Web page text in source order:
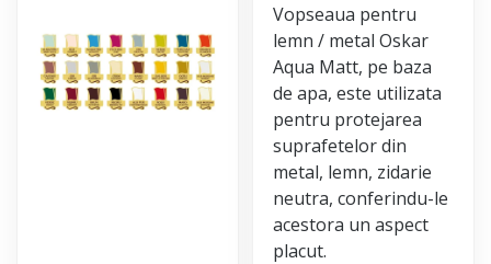
Vopseaua pentru
lemn / metal Oskar
Aqua Matt, pe baza
de apa, este utilizata
pentru protejarea
suprafetelor din
metal, lemn, zidarie
neutra, conferindu-le
acestora un aspect
placut.